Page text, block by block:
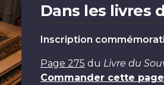
Dans les livres
Inscription
Page 275 du Livre du
Commander cette page